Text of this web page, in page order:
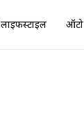
लाइफस्टाइल ऑटो